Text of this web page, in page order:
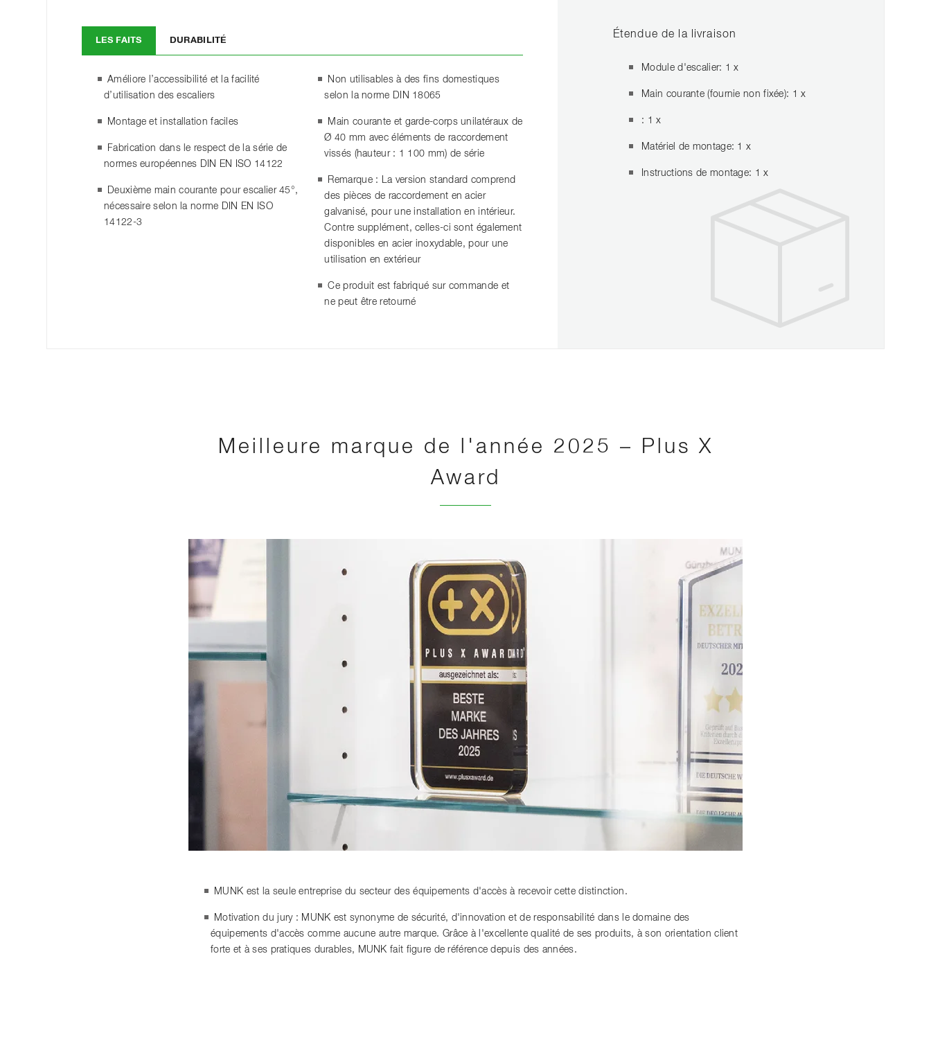
LES FAITS DURABILITÉ
Améliore l’accessibilité et la facilité
d’utilisation des escaliers
Montage et installation faciles
Fabrication dans le respect de la série de
normes européennes DIN EN ISO 14122
Deuxième main courante pour escalier 45°,
nécessaire selon la norme DIN EN ISO
14122-3
Non utilisables à des fins domestiques
selon la norme DIN 18065
Main courante et garde-corps unilatéraux de
Ø 40 mm avec éléments de raccordement
vissés (hauteur : 1 100 mm) de série
Remarque : La version standard comprend
des pièces de raccordement en acier
galvanisé, pour une installation en intérieur.
Contre supplément, celles-ci sont également
disponibles en acier inoxydable, pour une
utilisation en extérieur
Ce produit est fabriqué sur commande et
ne peut être retourné
Étendue de la livraison
Module d'escalier: 1 x
Main courante (fournie non fixée): 1 x
: 1 x
Matériel de montage: 1 x
Instructions de montage: 1 x
Meilleure marque de l'année 2025 – Plus X
Award
MUNK est la seule entreprise du secteur des équipements d'accès à recevoir cette distinction.
Motivation du jury : MUNK est synonyme de sécurité, d'innovation et de responsabilité dans le domaine des
équipements d'accès comme aucune autre marque. Grâce à l'excellente qualité de ses produits, à son orientation client
forte et à ses pratiques durables, MUNK fait figure de référence depuis des années.